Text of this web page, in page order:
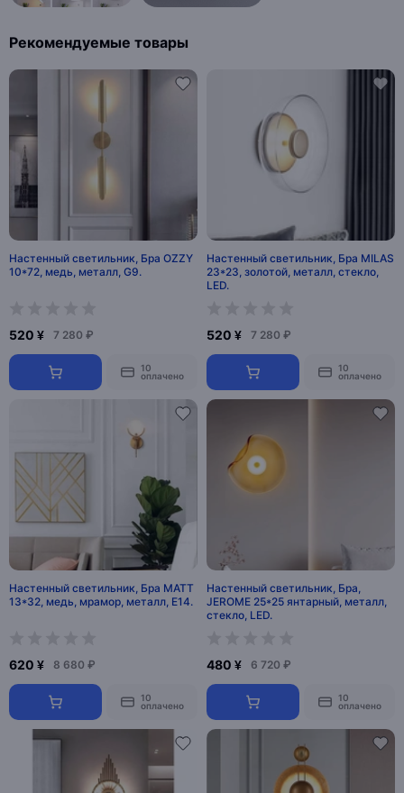
Рекомендуемые товары
Настенный светильник, Бра OZZY
10*72, медь, металл, G9.
520 ¥ 7 280 ₽
10
оплачено
Настенный светильник, Бра MILAS
23*23, золотой, металл, стекло,
LED.
520 ¥ 7 280 ₽
10
оплачено
Настенный светильник, Бра MATT
13*32, медь, мрамор, металл, Е14.
620 ¥ 8 680 ₽
10
оплачено
Настенный светильник, Бра,
JEROME 25*25 янтарный, металл,
стекло, LED.
480 ¥ 6 720 ₽
10
оплачено